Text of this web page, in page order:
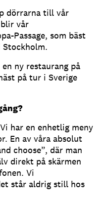
dörrarna till vår
vår
Passage, som bäst
Stockholm.
ny restaurang på
på tur i Sverige
har en enhetlig meny
En av våra absolut
choose”, där man
direkt på skärmen
Vi
står aldrig still hos